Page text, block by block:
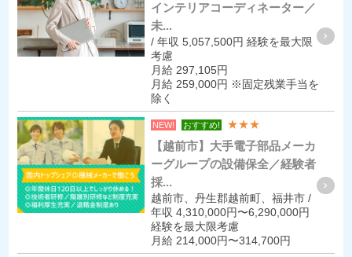
インテリアコーディネーター／
未...
/ 年収 5,057,500円 経験を最大限
考慮
月給 297,105円
月給 259,000円 ※固定残業手当を
除く
NEW! おすすめ! ★★★
【越前市】大手電子部品メーカ
ーグループの設備保全／経験者
採...
越前市、丹生郡越前町、福井市 /
年収 4,310,000円〜6,290,000円
経験を最大限考慮
月給 214,000円〜314,700円